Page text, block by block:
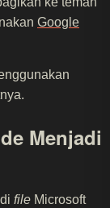
Google
Menjadi
file Microsoft